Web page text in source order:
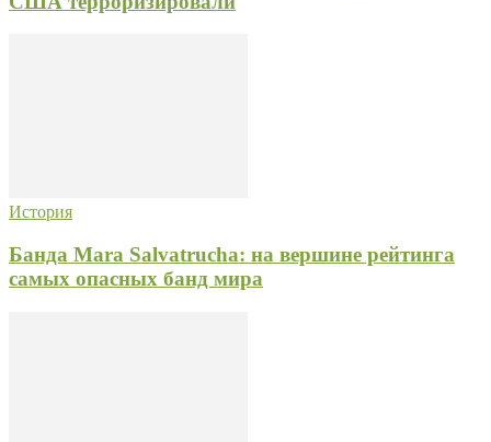
История
Банда Mara Salvatrucha: на вершине рейтинга
самых опасных банд мира